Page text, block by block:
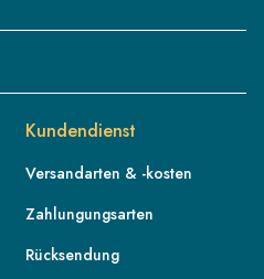
Kundendienst
Versandarten & -kosten
Zahlungungsarten
Rücksendung